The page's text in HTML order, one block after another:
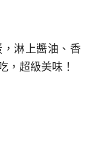
淋上醬油、香
，超級美味！